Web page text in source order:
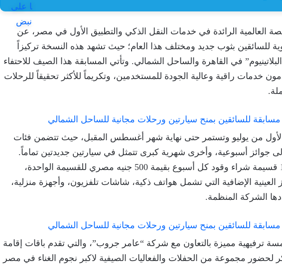
العالمية الرائدة في خدمات النقل الذكي والتطبيق الأول في مصر، عن
للسائقين بثوب جديد ومختلف هذا العام؛ حيث تشهد هذه النسخة تركيزاً
في القاهرة والساحل الشمالي. وتأتي المسابقة هذا الصيف للاحتفاء
خدمات راقية وعالية الجودة للمستخدمين، وتكريماً للأكثر تحقيقاً للرحلات
الأول من يوليو وتستمر حتى نهاية شهر أغسطس المقبل، حيث تتضمن فئات
جوائز أسبوعية، وأخرى شهرية كبرى تتمثل في سيارتين جديدتين تماماً.
وتشمل الجوائز الأسبوعية 150 قسيمة شراء وقود كل أسبوع بقيمة 500 جنيه مصري للقسيمة الواحدة،
العينية الإضافية التي تشمل هواتف ذكية، شاشات تلفزيون، وأجهزة منزلية،
الشركة المنظمة.
ترفيهية مميزة بالتعاون مع شركة “عامر جروب”، والتي تقدم باقات إقامة
لحضور مجموعة من الحفلات والفعاليات الصيفية لاكبر نجوم الغناء في مصر